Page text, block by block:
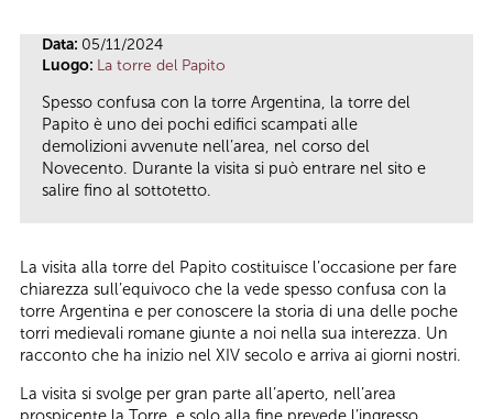
Data: 05/11/2024
Luogo: La torre del Papito
Spesso confusa con la torre Argentina, la torre del
Papito è uno dei pochi edifici scampati alle
demolizioni avvenute nell’area, nel corso del
Novecento. Durante la visita si può entrare nel sito e
salire fino al sottotetto.
La visita alla torre del Papito costituisce l’occasione per fare
chiarezza sull’equivoco che la vede spesso confusa con la
torre Argentina e per conoscere la storia di una delle poche
torri medievali romane giunte a noi nella sua interezza. Un
racconto che ha inizio nel XIV secolo e arriva ai giorni nostri.
La visita si svolge per gran parte all’aperto, nell’area